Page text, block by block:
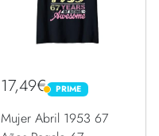
17,49€ PRIME
PRIME
Mujer Abril 1953 67